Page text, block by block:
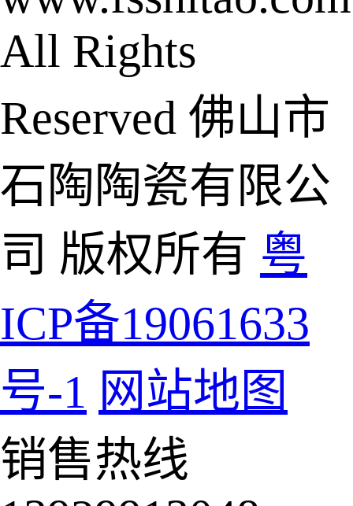
All Rights
Reserved 佛山市
石陶陶瓷有限公
司 版权所有 粤
ICP备19061633
号-1 网站地图
销售热线